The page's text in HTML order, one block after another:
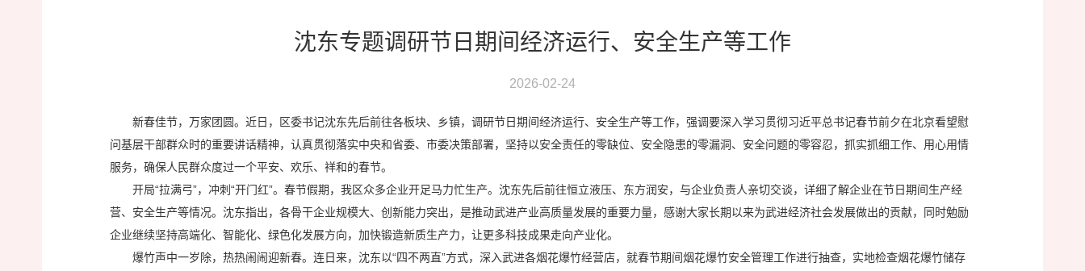
沈东专题调研节日期间经济运行、安全生产等工作
2026-02-24
新春佳节，万家团圆。近日，区委书记沈东先后前往各板块、乡镇，调研节日期间经济运行、安全生产等工作，强调要深入学习贯彻习近平总书记春节前夕在北京看望慰
问基层干部群众时的重要讲话精神，认真贯彻落实中央和省委、市委决策部署，坚持以安全责任的零缺位、安全隐患的零漏洞、安全问题的零容忍，抓实抓细工作、用心用情
服务，确保人民群众度过一个平安、欢乐、祥和的春节。
开局“拉满弓”，冲刺“开门红”。春节假期，我区众多企业开足马力忙生产。沈东先后前往恒立液压、东方润安，与企业负责人亲切交谈，详细了解企业在节日期间生产经
营、安全生产等情况。沈东指出，各骨干企业规模大、创新能力突出，是推动武进产业高质量发展的重要力量，感谢大家长期以来为武进经济社会发展做出的贡献，同时勉励
企业继续坚持高端化、智能化、绿色化发展方向，加快锻造新质生产力，让更多科技成果走向产业化。
爆竹声中一岁除，热热闹闹迎新春。连日来，沈东以“四不两直”方式，深入武进各烟花爆竹经营店，就春节期间烟花爆竹安全管理工作进行抽查，实地检查烟花爆竹储存